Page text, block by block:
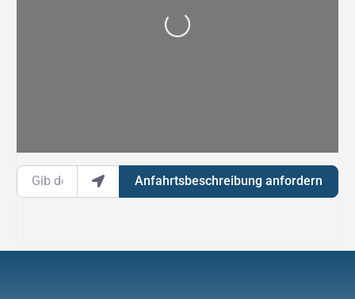
Wird geladen …
Gib deinen Standort ein.
Anfahrtsbeschreibung anfordern